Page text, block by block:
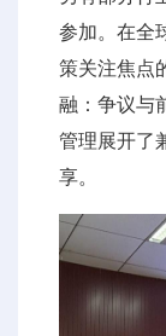
参加。在全
策关注焦点
融：争议与
管理展开了
享。